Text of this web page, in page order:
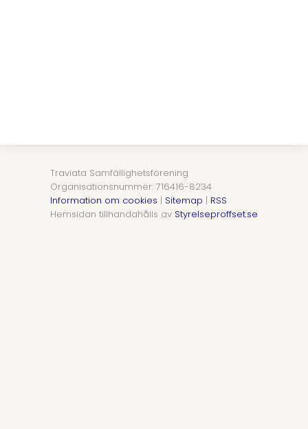
Traviata Samfällighetsförening
Organisationsnummer: 716416-8234
Information om cookies | Sitemap | RSS
Hemsidan tillhandahålls av Styrelseproffset.se